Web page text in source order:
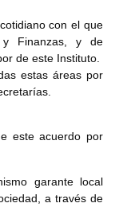
con el que
y Finanzas, y de
de este Instituto.
estas áreas por
este acuerdo por
garante local
a través de